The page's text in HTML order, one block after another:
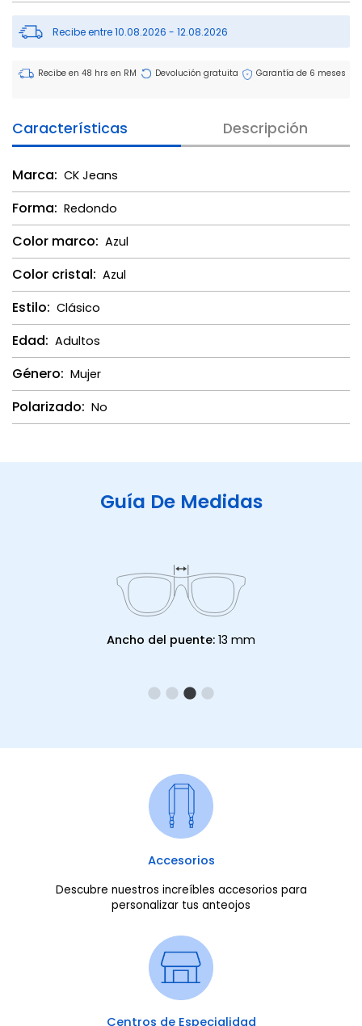
Recibe entre 10.08.2026 - 12.08.2026
Recibe en 48 hrs en RM Devolución gratuita Garantía de 6 meses
Características Descripción
Marca: CK Jeans
Forma: Redondo
Color marco: Azul
Color cristal: Azul
Estilo: Clásico
Edad: Adultos
Género: Mujer
Polarizado: No
Guía De Medidas
Ancho del puente: 13 mm
Accesorios
Descubre nuestros increíbles accesorios para
personalizar tus anteojos
Centros de Especialidad